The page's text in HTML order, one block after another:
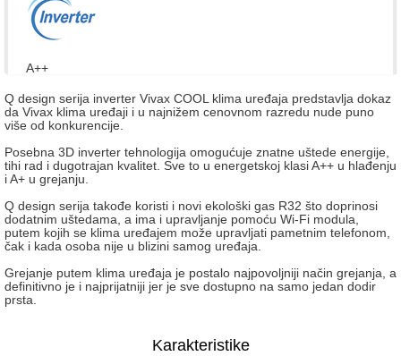
A++
Q design serija inverter Vivax COOL klima uređaja predstavlja dokaz
da Vivax klima uređaji i u najnižem cenovnom razredu nude puno
više od konkurencije.
Posebna 3D inverter tehnologija omogućuje znatne uštede energije,
tihi rad i dugotrajan kvalitet. Sve to u energetskoj klasi A++ u hlađenju
i A+ u grejanju.
Q design serija takođe koristi i novi ekološki gas R32 što doprinosi
dodatnim uštedama, a ima i upravljanje pomoću Wi-Fi modula,
putem kojih se klima uređajem može upravljati pametnim telefonom,
čak i kada osoba nije u blizini samog uređaja.
Grejanje putem klima uređaja je postalo najpovoljniji način grejanja, a
definitivno je i najprijatniji jer je sve dostupno na samo jedan dodir
prsta.
Karakteristike